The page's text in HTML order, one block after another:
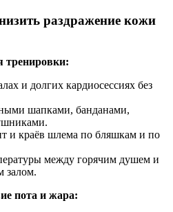
раздражение кожи
тренировки:
и долгих кардиосессиях без
шапками, банданами,
и краёв шлема по бляшкам и по
между горячим душем и
залом.
пота и жара: